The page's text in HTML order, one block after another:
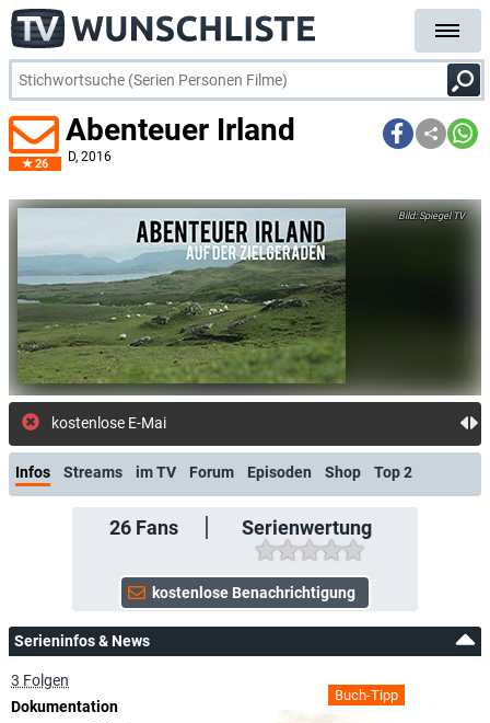
26
Abenteuer Irland
D, 2016
Spiegel TV
kostenlose E-Mail-Benachrichti
Infos Streams im TV Forum Episoden Shop Top 2
26Fans Serienwertung
Serieninfos & News
Buch-Tipp
3 Folgen
Dokumentation